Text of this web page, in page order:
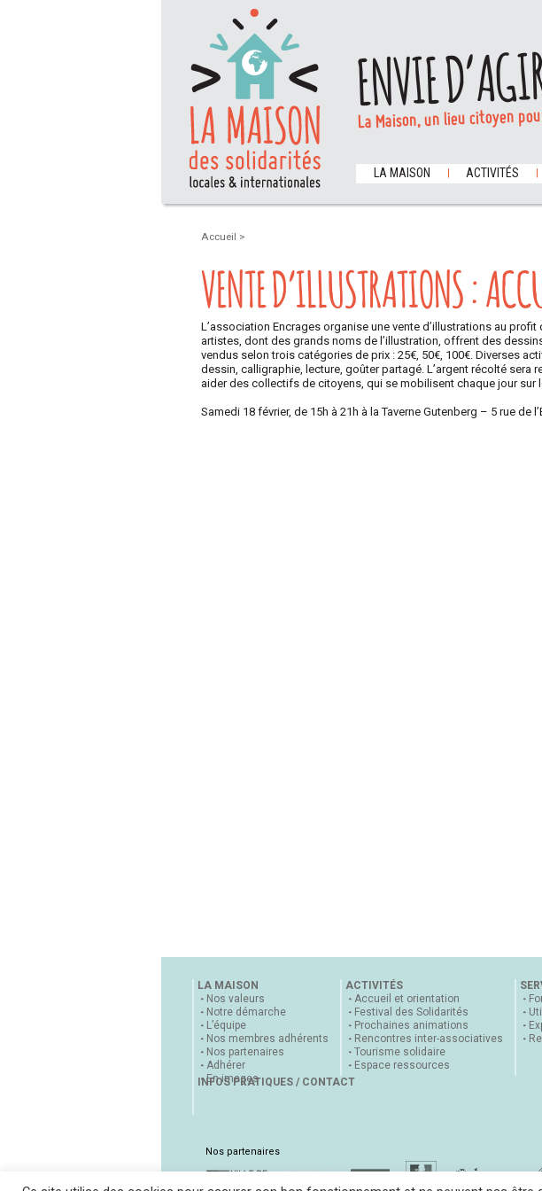
ENVIE
La Maison, un lieu citoyen
LA MAISON ACTIVITÉS
Accueil >
VENTE D’ILLUSTRATIONS :
L’association Encrages organise une vente d’illustrations au profit
artistes, dont des grands noms de l’illustration, offrent des
vendus selon trois catégories de prix : 25€, 50€, 100€. Diverses
dessin, calligraphie, lecture, goûter partagé. L’argent récolté sera
aider des collectifs de citoyens, qui se mobilisent chaque jour sur
Samedi 18 février, de 15h à 21h à laTaverne Gutenberg – 5 rue de
LA MAISON
Nos valeurs
Notre démarche
L’équipe
Nos membres adhérents
Nos partenaires
Adhérer
En images
ACTIVITÉS
Accueil et orientation
Festival des Solidarités
Prochaines animations
Rencontres inter-associatives
Tourisme solidaire
Espace ressources
INFOS PRATIQUES / CONTACT
Nos partenaires